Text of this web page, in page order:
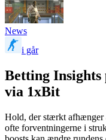
News
i går
Betting
via 1xBit
Hold, der stærkt afhænger
ofte forventningerne i